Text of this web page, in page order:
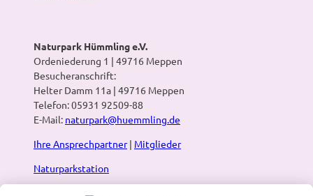
Naturpark Hümmling e.V.
Ordeniederung 1 | 49716 Meppen
Besucheranschrift:
Helter Damm 11a | 49716 Meppen
Telefon: 05931 92509-88
E-Mail: naturpark@huemmling.de
Ihre Ansprechpartner| Mitglieder
Naturparkstation